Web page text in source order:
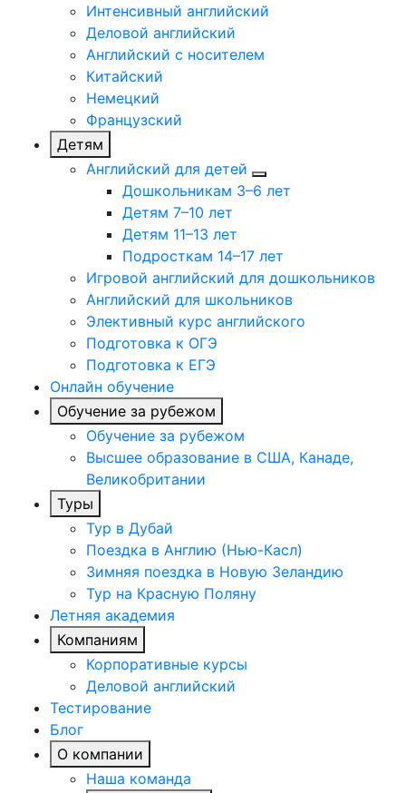
Интенсивный английский
Деловой английский
Английский с носителем
Китайский
Немецкий
Французский
Детям
Английский для детей
Дошкольникам 3–6 лет
Детям 7–10 лет
Детям 11–13 лет
Подросткам 14–17 лет
Игровой английский для дошкольников
Английский для школьников
Элективный курс английского
Подготовка к ОГЭ
Подготовка к ЕГЭ
Онлайн обучение
Обучение за рубежом
Обучение за рубежом
Высшее образование в США, Канаде,
Великобритании
Туры
Тур в Дубай
Поездка в Англию (Нью-Касл)
Зимняя поездка в Новую Зеландию
Тур на Красную Поляну
Летняя академия
Компаниям
Корпоративные курсы
Деловой английский
Тестирование
Блог
О компании
Наша команда